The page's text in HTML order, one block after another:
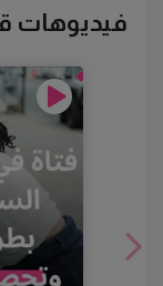
فيديوهات